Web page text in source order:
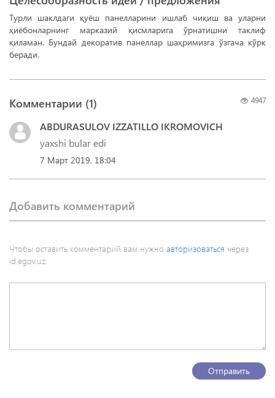
Турли шаклдаги қуёш панелларини ишлаб чиқиш ва уларни
ҳиёбонларнинг марказий қисмларига ўрнатишни таклиф
қиламан. Бундай декоратив панеллар шаҳримизга ўзгача кўрк
беради.
4947
Комментарии (1)
ABDURASULOV IZZATILLO IKROMOVICH
yaxshi bular edi
7 Март 2019, 18:04
Добавить комментарий
Чтобы оставить комментарий вам нужно авторизоваться через
id.egov.uz
Отправить